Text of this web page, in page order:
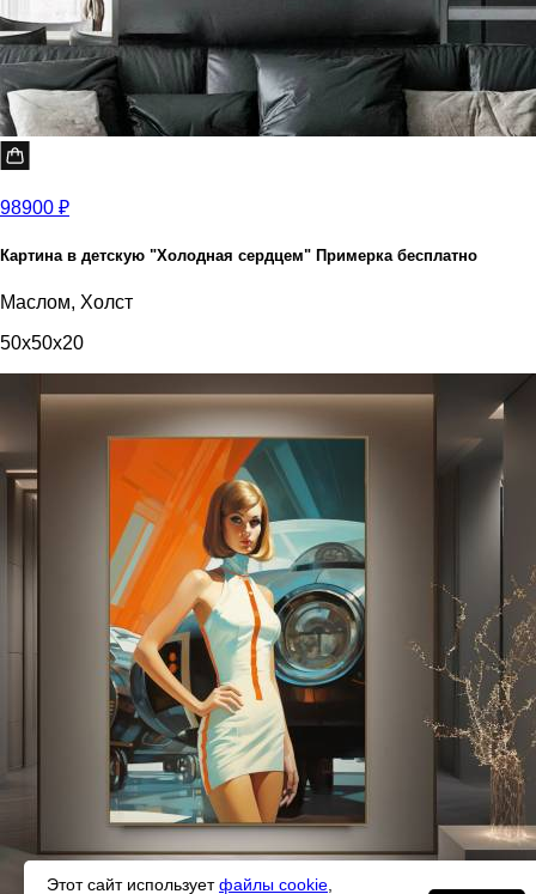
98900 ₽
Картина в детскую "Холодная сердцем" Примерка бесплатно
Маслом, Холст
50x50x20
Этот сайт используетфайлы cookie